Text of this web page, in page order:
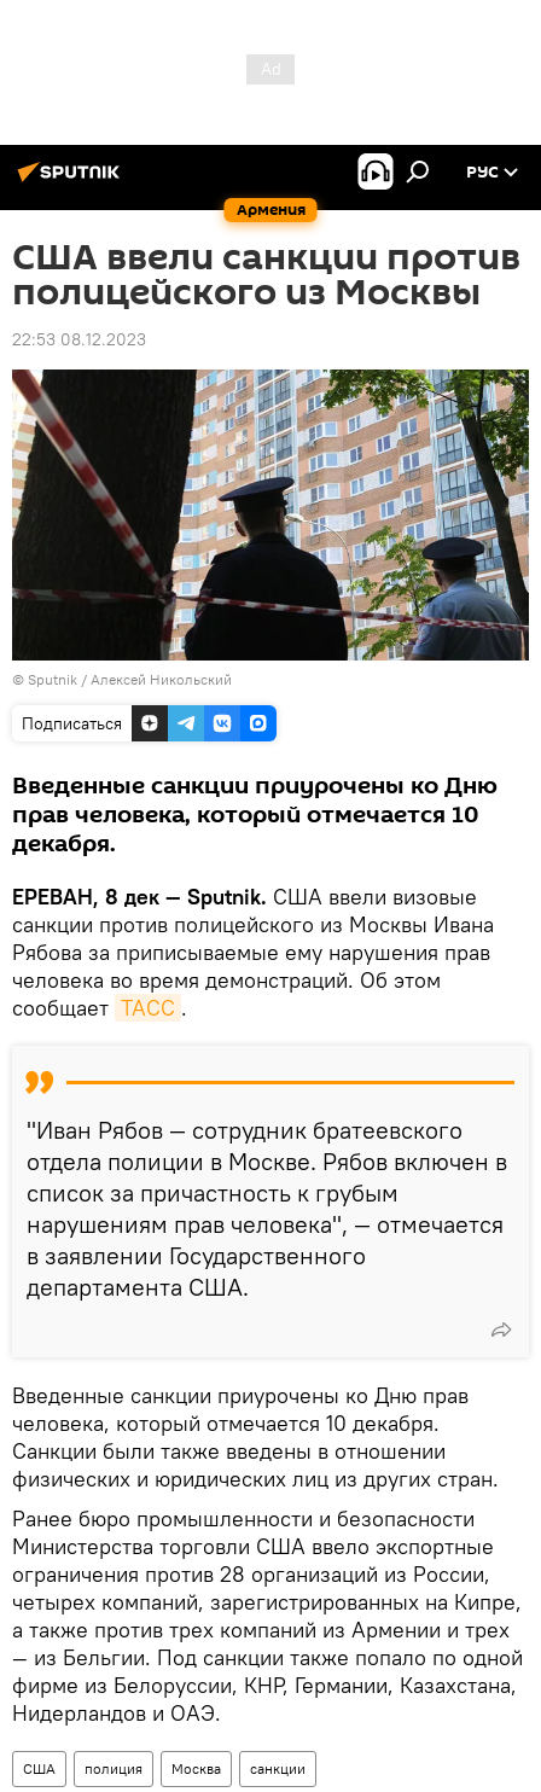
Армения
РУС
США ввели санкции против
полицейского из Москвы
22:53 08.12.2023
© Sputnik / Алексей Никольский
Подписаться
Введенные санкции приурочены ко Дню
прав человека, который отмечается 10
декабря.
ЕРЕВАН, 8 дек — Sputnik. США ввели визовые
санкции против полицейского из Москвы Ивана
Рябова за приписываемые ему нарушения прав
человека во время демонстраций. Об этом
сообщает ТАСС .
"Иван Рябов — сотрудник братеевского
отдела полиции в Москве. Рябов включен в
список за причастность к грубым
нарушениям прав человека", — отмечается
в заявлении Государственного
департамента США.
Введенные санкции приурочены ко Дню прав
человека, который отмечается 10 декабря.
Санкции были также введены в отношении
физических и юридических лиц из других стран.
Ранее бюро промышленности и безопасности
Министерства торговли США ввело экспортные
ограничения против 28 организаций из России,
четырех компаний, зарегистрированных на Кипре,
а также против трех компаний из Армении и трех
— из Бельгии. Под санкции также попало по одной
фирме из Белоруссии, КНР, Германии, Казахстана,
Нидерландов и ОАЭ.
США полиция Москва санкции